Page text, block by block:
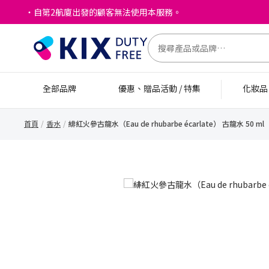
・自第2航廈出發的顧客無法使用本服務。
全部品牌 優惠、贈品活動 / 特集 化妝品
首頁 香水 緋紅火參古龍水（Eau de rhubarbe écarlate） 古龍水 50 ml